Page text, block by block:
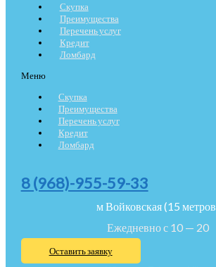
Скупка
Преимущества
Перечень услуг
Кредит
Ломбард
Меню
Скупка
Преимущества
Перечень услуг
Кредит
Ломбард
8 (968)-955-59-33
м Войковская (15
Ежедневно с 10 — 20
Оставить заявку